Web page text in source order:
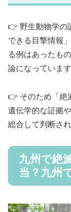
👉️ 野生動物学の
できる目撃情報
る例はあったも
論になっています
👉️ そのため「絶
遺伝学的な証拠
総合して判断さ
九州で絶
当？九州